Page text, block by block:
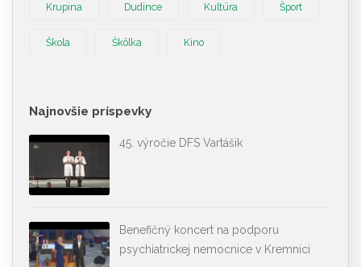
Krupina Dudince Kultúra Šport
Škola Škôlka Kino
Najnovšie príspevky
45. výročie DFS Vartášik
Benefičný koncert na podporu
psychiatrickej nemocnice v Kremnici